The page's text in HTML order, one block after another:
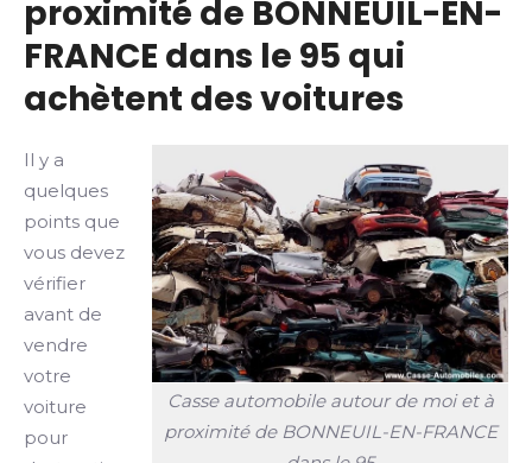
proximité de BONNEUIL-EN-
FRANCE dans le 95 qui
achètent des voitures
Casse automobile autour de moi et à
proximité de BONNEUIL-EN-FRANCE
Il y a
quelques
points que
vous devez
vérifier
avant de
vendre
votre
voiture
pour